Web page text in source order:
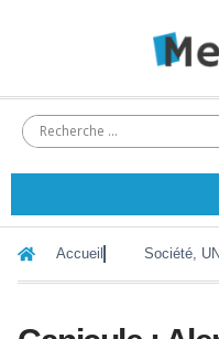
Accueil Société,